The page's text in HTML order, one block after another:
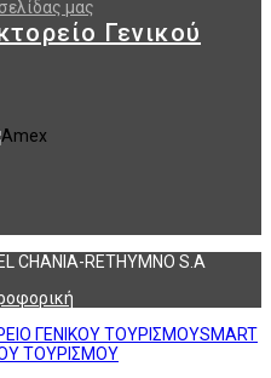
μας
Γενικού
CHANIA-RETHYMNO S.A
SMART
ΤΟΥΡΙΣΜΟΥ